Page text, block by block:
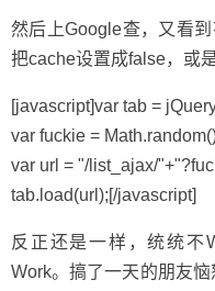
然后上Google查，又看
把cache设置成false，或
[javascript]var tab =
var fuckie =
var url = "/list_ajax/
tab.load(url);[/javascript]
反正还是一样，统统不
Work。搞了一天的朋友恼